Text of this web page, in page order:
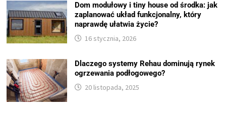
Dom modułowy i tiny house od środka: jak
zaplanować układ funkcjonalny, który
naprawdę ułatwia życie?
16 stycznia, 2026
Dlaczego systemy Rehau dominują rynek
ogrzewania podłogowego?
20 listopada, 2025